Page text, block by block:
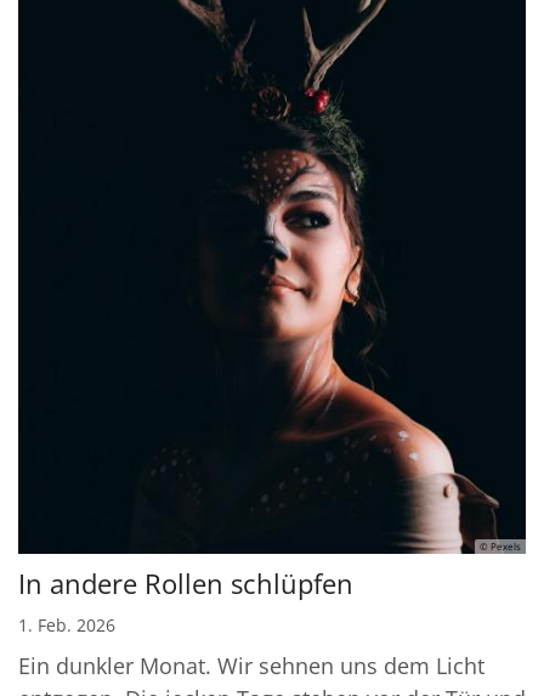
© Pexels
In andere Rollen schlüpfen
1. Feb. 2026
Ein dunkler Monat. Wir sehnen uns dem Licht